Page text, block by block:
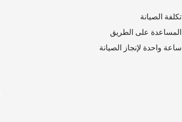
تكلفة الصيانة
المساعدة على الطريق
ساعة واحدة لإنجاز الصيانة